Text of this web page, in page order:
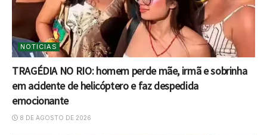
NOTICIAS
TRAGÉDIA NO RIO: homem perde mãe, irmã e sobrinha
em acidente de helicóptero e faz despedida
emocionante
8 DE AGOSTO DE 2026